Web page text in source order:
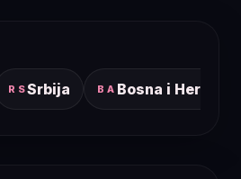
RSSrbija BA Bosna i